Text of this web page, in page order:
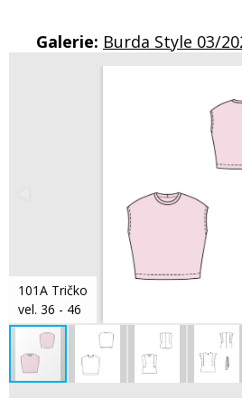
Galerie: Burda Style 03/
101A Tričko
vel. 36 - 46